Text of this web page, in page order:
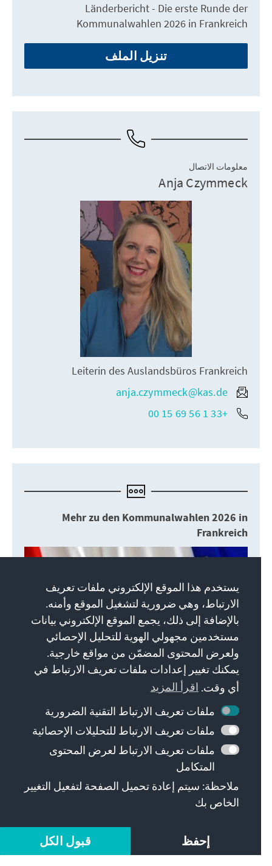
Länderbericht - Die erste Runde der
Kommunalwahlen 2026 in Frankreich
تنزيل الملف
معلومات الاتصال
Anja Czymmeck
Leiterin des Auslandsbüros Frankreich
anja.czymmeck@kas.de
+33 1 56 69 15 00
Mehr zu den Kommunalwahlen 2026 in
Frankreich
IMAGO / ZUMA Press Wire
اقرأ الآن
يستخدم هذا الموقع الإلكتروني ملفات تعريف
الارتباط، وهي ضرورية لتشغيل الموقع وأمنه.
بالإضافة إلى ذلك، يجمع الموقع الإلكتروني بيانات
مستخدمين مجهولي الهوية للتحليل الإحصائي
ولعرض المحتوى المضمّن من مواقع خارجية.
يمكنك تغيير إعدادات ملفات تعريف الارتباط في
أي وقت. اقرأ المزيد
ملفات تعريف الارتباط التقنية الضرورية
ملفات تعريف الارتباط للتحليلات الإحصائية
ملفات تعريف الارتباط لعرض المحتوى
المتكامل
ملاحظة: سيتم إعادة تحميل الصفحة لتفعيل التغيير
الخاص بك
إحفظ قبول الكل